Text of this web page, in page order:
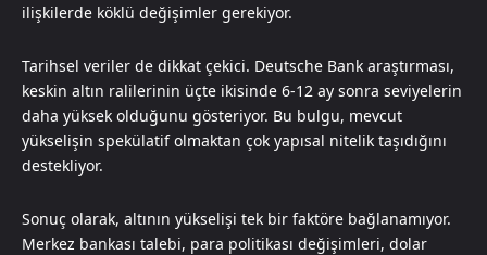
ilişkilerde köklü değişimler gerekiyor.
Tarihsel veriler de dikkat çekici. Deutsche Bank araştırması,
keskin altın ralilerinin üçte ikisinde 6-12 ay sonra seviyelerin
daha yüksek olduğunu gösteriyor. Bu bulgu, mevcut
yükselişin spekülatif olmaktan çok yapısal nitelik taşıdığını
destekliyor.
Sonuç olarak, altının yükselişi tek bir faktöre bağlanamıyor.
Merkez bankası talebi, para politikası değişimleri, dolar